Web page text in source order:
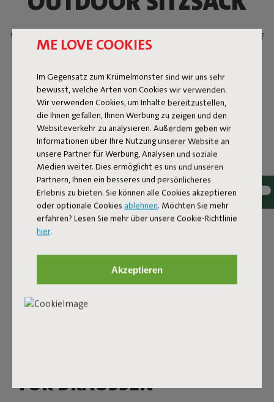
ME LOVE COOKIES
Im Gegensatz zum Krümelmonster sind wir uns sehr
bewusst, welche Arten von Cookies wir verwenden.
Wir verwenden Cookies, um Inhalte bereitzustellen,
die Ihnen gefallen, Ihnen Werbung zu zeigen und den
Websiteverkehr zu analysieren. Außerdem geben wir
Informationen über Ihre Nutzung unserer Website an
unsere Partner für Werbung, Analysen und soziale
Medien weiter. Dies ermöglicht es uns und unseren
Partnern, Ihnen ein besseres und persönlicheres
Erlebnis zu bieten. Sie können alle Cookies akzeptieren
oder optionale Cookies ablehnen. Möchten Sie mehr
erfahren? Lesen Sie mehr über unsere Cookie-Richtlinie
hier.
Akzeptieren
Wenn du wirklich ernsthaft entspannen willst – im Garten, auf
dem Balkon, im Park oder wo auch immer – gibt es nur eine
Sitzsack, aber für draußen. Der Original Outdoor bringt 6,65
Kilo pure Entspannung. Kein aufrechtes Sitzen, kein elegant
überschlagenes Bein. Dieser Outdoor-Sitzsack kennt nur eine
Haltung: entspannt zurücklehnen. Mit Sonnenbrille auf der
Nase und einem kühlen Drink in der Hand.
FÜR DRAUSSEN